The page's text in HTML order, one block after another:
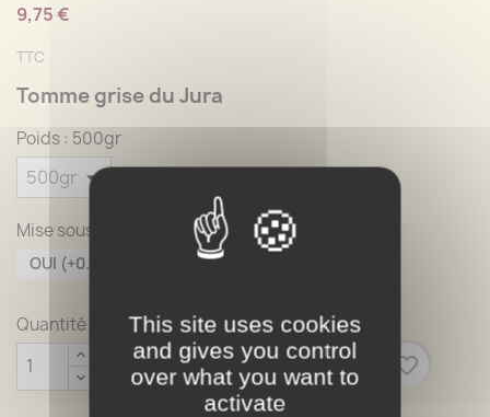
9,75 €
TTC
Tomme grise du Jura
Poids : 500gr
Mise sous vide : NON
OUI (+0.50€)
Quantité
 AJOUTER AU PANIER favorite_border
This site uses cookies
and gives you control
over what you want to
activate